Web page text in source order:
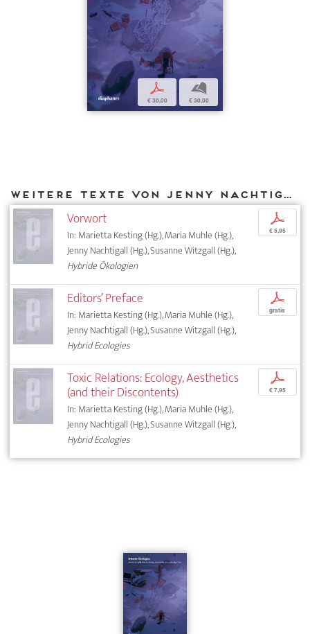
p
€ 30,00
b
€ 30,00
Weitere Texte von Jenny Nachtigall bei DIAPHANES
Vorwort
In: Marietta Kesting (Hg.), Maria Muhle (Hg.),
Jenny Nachtigall (Hg.), Susanne Witzgall (Hg.),
Hybride Ökologien
p
€ 5,95
Editors’ Preface
In: Marietta Kesting (Hg.), Maria Muhle (Hg.),
Jenny Nachtigall (Hg.), Susanne Witzgall (Hg.),
Hybrid Ecologies
p
gratis
Toxic Relations: Ecology, Aesthetics
(and their Discontents)
In: Marietta Kesting (Hg.), Maria Muhle (Hg.),
Jenny Nachtigall (Hg.), Susanne Witzgall (Hg.),
Hybrid Ecologies
p
€ 7,95